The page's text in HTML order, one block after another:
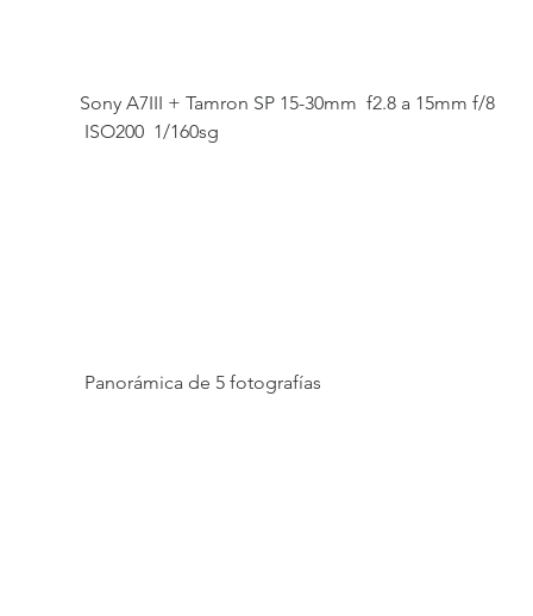
Sony A7III + Tamron SP 15-30mm  f2.8 a 15mm f/8
ISO200  1/160sg
Panorámica de 5 fotografías